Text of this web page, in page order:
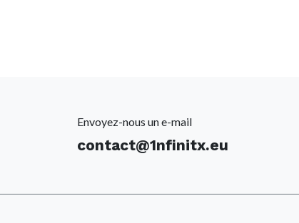
Envoyez-nous un e-mail
contact@1nfinitx.eu